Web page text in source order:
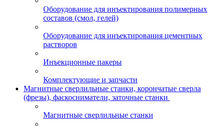
Оборудование для инъектирования полимерных
составов (смол, гелей)
Оборудование для инъектирования цементных
растворов
Инъекционные пакеры
Комплектующие и запчасти
Магнитные сверлильные станки, корончатые сверла
(фрезы), фаскосниматели, заточные станки
Магнитные сверлильные станки